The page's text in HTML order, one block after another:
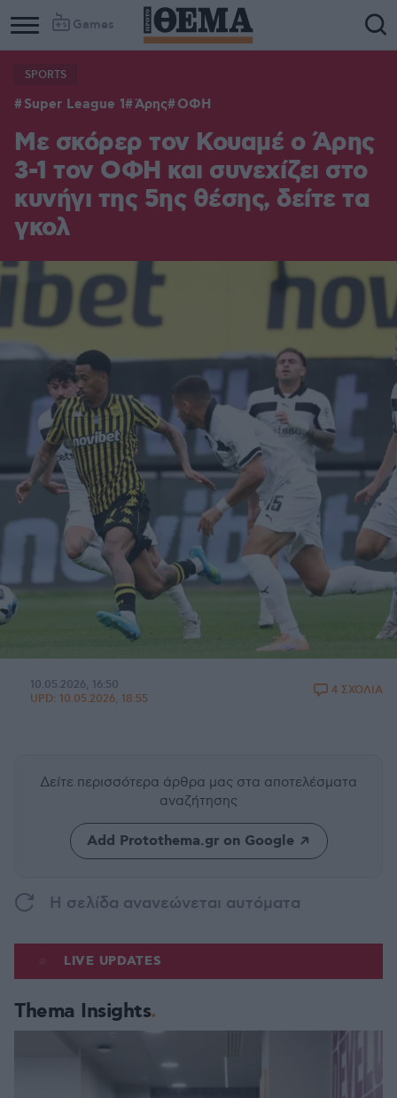
Games
SPORTS
Super League 1 Άρης ΟΦΗ
Με σκόρερ τον Κουαμέ ο Άρης
3-1 τον ΟΦΗ και συνεχίζει στο
κυνήγι της 5ης θέσης, δείτε τα
γκολ
10.05.2026, 16:50
UPD: 10.05.2026, 18:55
4 ΣΧΟΛΙΑ
Δείτε περισσότερα άρθρα μας στα αποτελέσματα
αναζήτησης
Add Protothema.gr on Google
H σελίδα ανανεώνεται αυτόματα
LIVE UPDATES
Thema Insights